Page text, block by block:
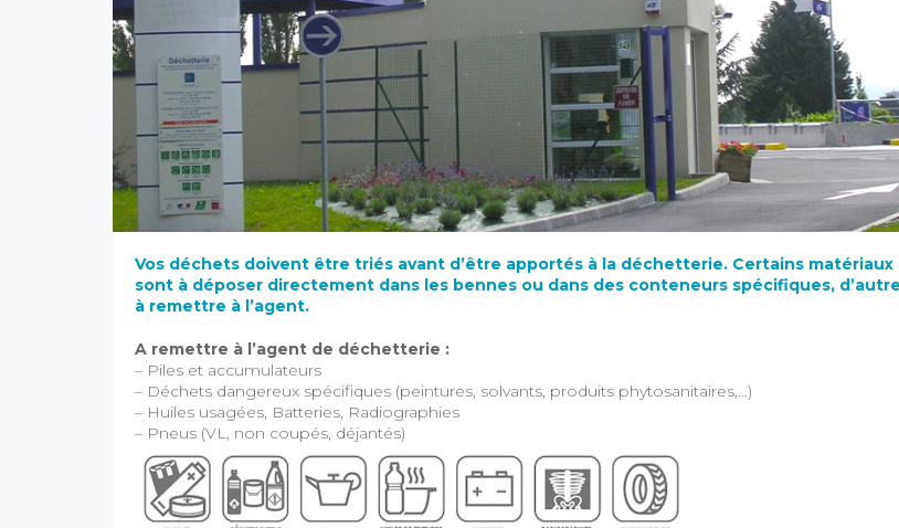
Vos déchets doivent être triés avant d’être apportés à la déchetterie. Certains matériaux
sont à déposer directement dans les bennes ou dans des conteneurs spécifiques,
à remettre à l’agent.
A remettre à l’agent de déchetterie :
– Piles et accumulateurs
– Déchets dangereux spécifiques (peintures, solvants, produits phytosanitaires,…)
– Huiles usagées, Batteries, Radiographies
– Pneus (VL, non coupés, déjantés)